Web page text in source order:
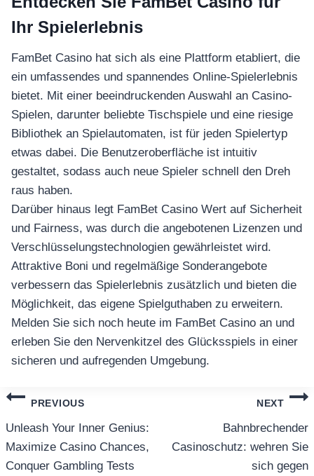
Ihr Spielerlebnis
FamBet Casino hat sich als eine Plattform etabliert, die
ein umfassendes und spannendes Online-Spielerlebnis
bietet. Mit einer beeindruckenden Auswahl an Casino-
Spielen, darunter beliebte Tischspiele und eine riesige
Bibliothek an Spielautomaten, ist für jeden Spielertyp
etwas dabei. Die Benutzeroberfläche ist intuitiv
gestaltet, sodass auch neue Spieler schnell den Dreh
raus haben.
Darüber hinaus legt FamBet Casino Wert auf Sicherheit
und Fairness, was durch die angebotenen Lizenzen und
Verschlüsselungstechnologien gewährleistet wird.
Attraktive Boni und regelmäßige Sonderangebote
verbessern das Spielerlebnis zusätzlich und bieten die
Möglichkeit, das eigene Spielguthaben zu erweitern.
Melden Sie sich noch heute im FamBet Casino an und
erleben Sie den Nervenkitzel des Glücksspiels in einer
sicheren und aufregenden Umgebung.
แนะแนว
เรื่อง
PREVIOUS
Unleash Your Inner Genius:
Maximize Casino Chances,
Conquer Gambling Tests
NEXT
Bahnbrechender
Casinoschutz: wehren Sie
sich gegen